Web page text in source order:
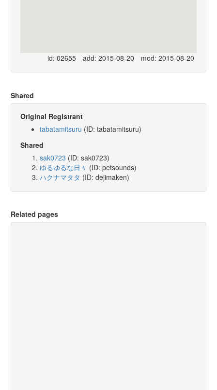
id: 02655 add: 2015-08-20 mod: 2015-08-20
Shared
Original Registrant
tabatamitsuru (ID: tabatamitsuru)
Shared
sak0723 (ID: sak0723)
ゆるゆるな日々 (ID: petsounds)
ハクナマタタ (ID: dejimaken)
Related pages